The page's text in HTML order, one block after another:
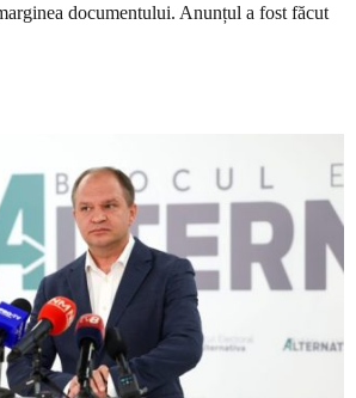
documentului. Anunțul a fost făcut